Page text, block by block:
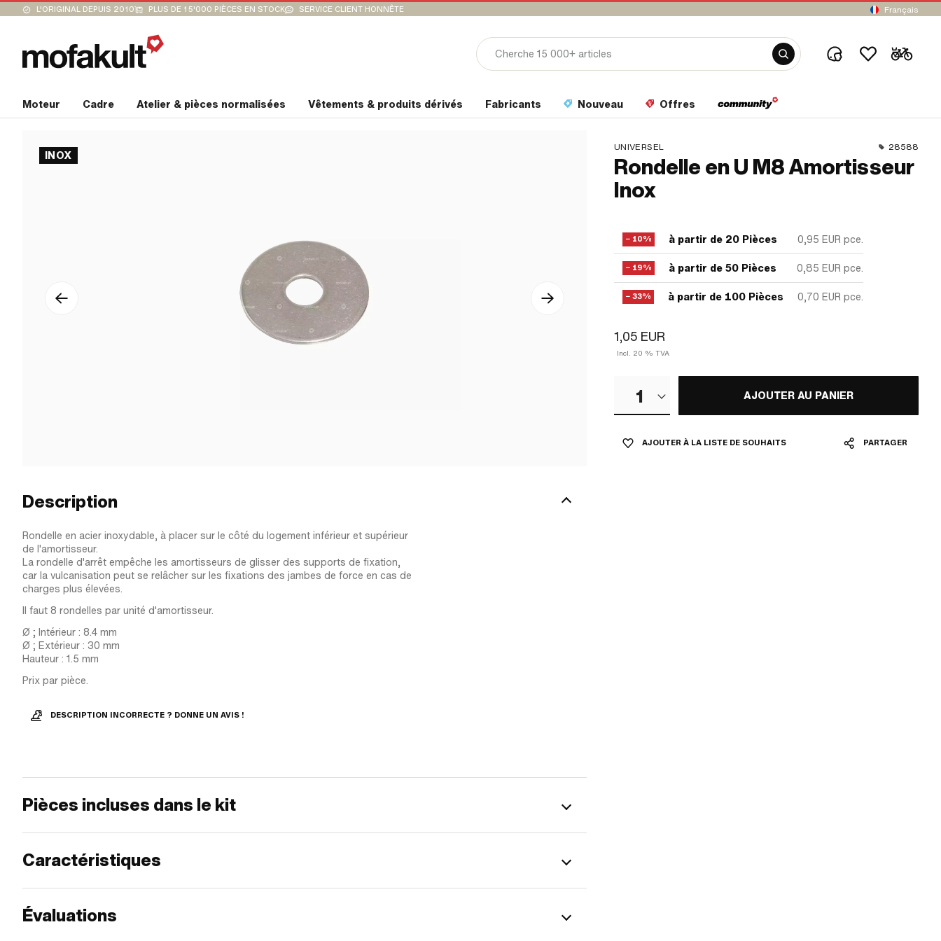
L'ORIGINAL DEPUIS 2010 PLUS DE 15'000 PIÈCES EN STOCK SERVICE CLIENT HONNÊTE Français
Moteur Cadre Atelier & pièces normalisées Vêtements & produits dérivés Fabricants Nouveau Offres
INOX
UNIVERSEL 28588
Rondelle en U M8 Amortisseur
Inox
− 10% à partir de 20 Pièces 0,95 EUR pce.
− 19% à partir de 50 Pièces 0,85 EUR pce.
− 33% à partir de 100 Pièces 0,70 EUR pce.
1,05 EUR
Incl. 20 % TVA
1 AJOUTER AU PANIER
AJOUTER À LA LISTE DE SOUHAITS PARTAGER
Description
Rondelle en acier inoxydable, à placer sur le côté du logement inférieur et supérieur
de l'amortisseur.
La rondelle d'arrêt empêche les amortisseurs de glisser des supports de fixation,
car la vulcanisation peut se relâcher sur les fixations des jambes de force en cas de
charges plus élevées.
Il faut 8 rondelles par unité d'amortisseur.
Ø ; Intérieur : 8.4 mm
Ø ; Extérieur : 30 mm
Hauteur : 1.5 mm
Prix par pièce.
DESCRIPTION INCORRECTE ? DONNE UN AVIS !
Pièces incluses dans le kit
Caractéristiques
Évaluations